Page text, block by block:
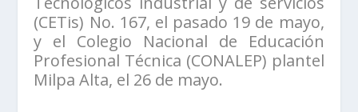
(CETis) No. 167, el pasado 19 de mayo,
y el Colegio Nacional de Educación
Profesional Técnica (CONALEP) plantel
Milpa Alta, el 26 de mayo.